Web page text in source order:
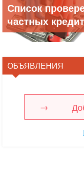
Список
частных
ОБЪЯВЛЕНИЯ